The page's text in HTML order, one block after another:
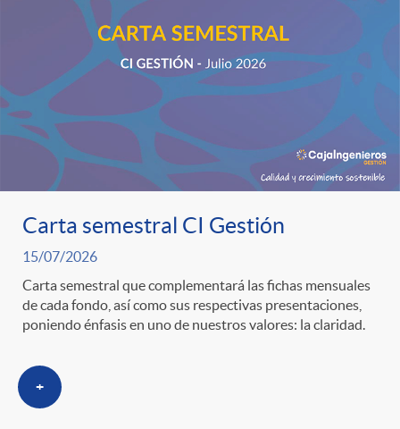
n
t
i
c
i
t
n
i
o
l
i
c
a
d
o
Carta semestral CI Gestión
15/07/2026
Carta semestral que complementará las fichas mensuales
de cada fondo, así como sus respectivas presentaciones,
poniendo énfasis en uno de nuestros valores: la claridad.
+